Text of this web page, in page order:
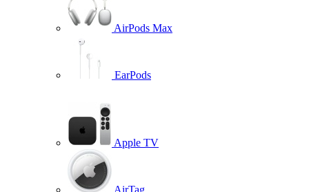
AirPods Max
EarPods
Apple TV